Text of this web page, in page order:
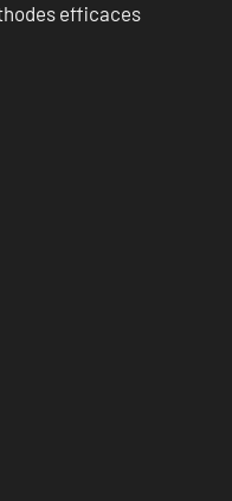
efficaces